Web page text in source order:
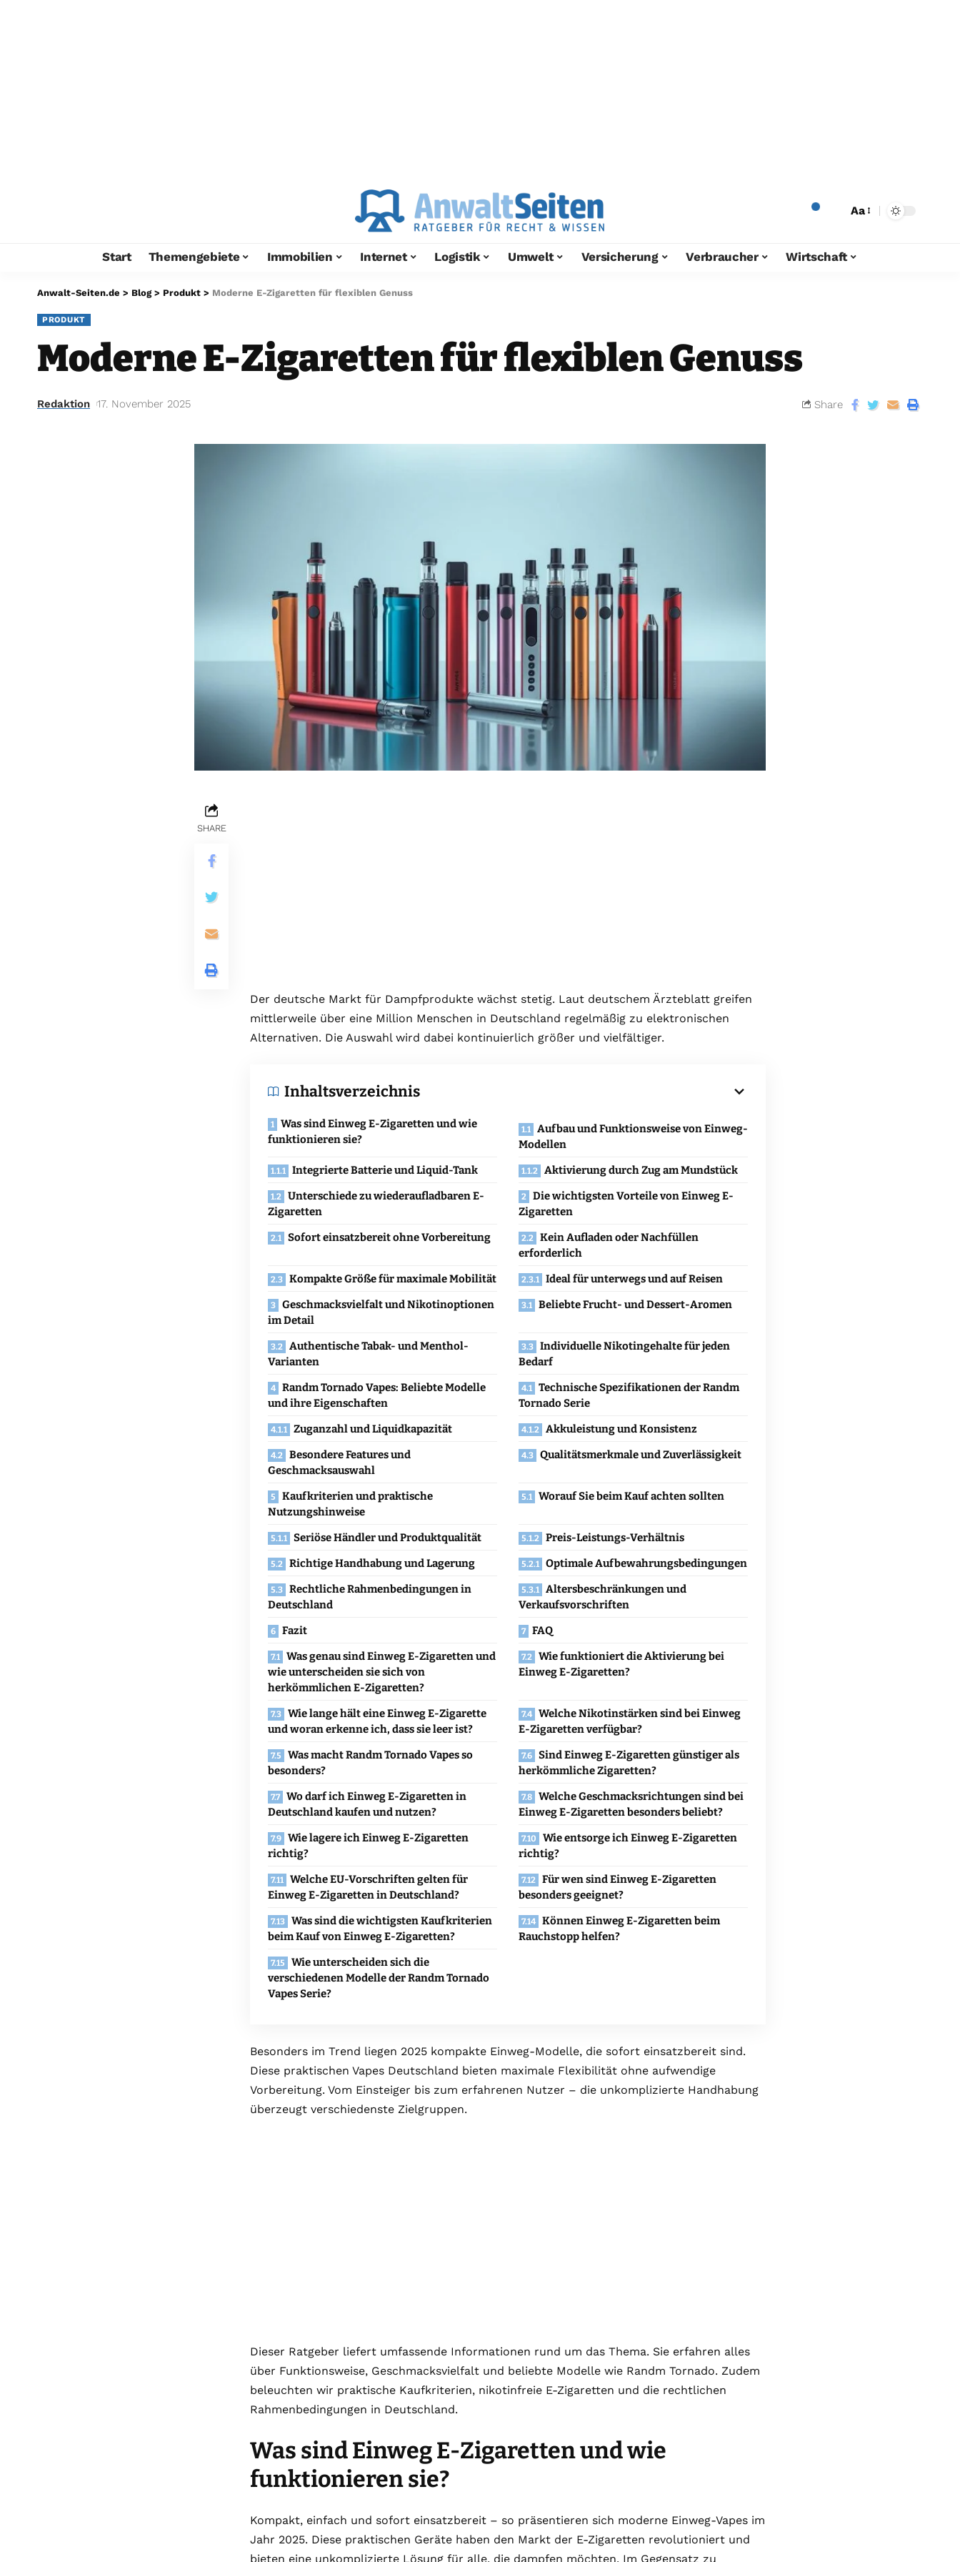
Aa
Start Themengebiete Immobilien Internet Logistik Umwelt Versicherung Verbraucher Wirtschaft
Anwalt-Seiten.de > Blog> Produkt > Moderne E-Zigaretten für flexiblen Genuss
PRODUKT
Moderne E-Zigaretten für flexiblen Genuss
Redaktion 17. November 2025 Share
SHARE
Der deutsche Markt für Dampfprodukte wächst stetig. Laut deutschem Ärzteblatt greifen
mittlerweile über eine Million Menschen in Deutschland regelmäßig zu elektronischen
Alternativen. Die Auswahl wird dabei kontinuierlich größer und vielfältiger.
Inhaltsverzeichnis
Was sind Einweg E-Zigaretten und wie
funktionieren sie?
Aufbau und Funktionsweise von Einweg-
Modellen
Integrierte Batterie und Liquid-Tank
Aktivierung durch Zug am Mundstück
Unterschiede zu wiederaufladbaren E-
Zigaretten
Die wichtigsten Vorteile von Einweg E-
Zigaretten
Sofort einsatzbereit ohne Vorbereitung
Kein Aufladen oder Nachfüllen
erforderlich
Kompakte Größe für maximale Mobilität
Ideal für unterwegs und auf Reisen
Geschmacksvielfalt und Nikotinoptionen
im Detail
Beliebte Frucht- und Dessert-Aromen
Authentische Tabak- und Menthol-
Varianten
Individuelle Nikotingehalte für jeden
Bedarf
Randm Tornado Vapes: Beliebte Modelle
und ihre Eigenschaften
Technische Spezifikationen der Randm
Tornado Serie
Zuganzahl und Liquidkapazität
Akkuleistung und Konsistenz
Besondere Features und
Geschmacksauswahl
Qualitätsmerkmale und Zuverlässigkeit
Kaufkriterien und praktische
Nutzungshinweise
Worauf Sie beim Kauf achten sollten
Seriöse Händler und Produktqualität
Preis-Leistungs-Verhältnis
Richtige Handhabung und Lagerung
Optimale Aufbewahrungsbedingungen
Rechtliche Rahmenbedingungen in
Deutschland
Altersbeschränkungen und
Verkaufsvorschriften
Fazit
FAQ
Was genau sind Einweg E-Zigaretten und
wie unterscheiden sie sich von
herkömmlichen E-Zigaretten?
Wie funktioniert die Aktivierung bei
Einweg E-Zigaretten?
Wie lange hält eine Einweg E-Zigarette
und woran erkenne ich, dass sie leer ist?
Welche Nikotinstärken sind bei Einweg
E-Zigaretten verfügbar?
Was macht Randm Tornado Vapes so
besonders?
Sind Einweg E-Zigaretten günstiger als
herkömmliche Zigaretten?
Wo darf ich Einweg E-Zigaretten in
Deutschland kaufen und nutzen?
Welche Geschmacksrichtungen sind bei
Einweg E-Zigaretten besonders beliebt?
Wie lagere ich Einweg E-Zigaretten
richtig?
Wie entsorge ich Einweg E-Zigaretten
richtig?
Welche EU-Vorschriften gelten für
Einweg E-Zigaretten in Deutschland?
Für wen sind Einweg E-Zigaretten
besonders geeignet?
Was sind die wichtigsten Kaufkriterien
beim Kauf von Einweg E-Zigaretten?
Können Einweg E-Zigaretten beim
Rauchstopp helfen?
Wie unterscheiden sich die
verschiedenen Modelle der Randm Tornado
Vapes Serie?
Besonders im Trend liegen 2025 kompakte Einweg-Modelle, die sofort einsatzbereit sind.
Diese praktischen Vapes Deutschland bieten maximale Flexibilität ohne aufwendige
Vorbereitung. Vom Einsteiger bis zum erfahrenen Nutzer – die unkomplizierte Handhabung
überzeugt verschiedenste Zielgruppen.
Dieser Ratgeber liefert umfassende Informationen rund um das Thema. Sie erfahren alles
über Funktionsweise, Geschmacksvielfalt und beliebte Modelle wie Randm Tornado. Zudem
beleuchten wir praktische Kaufkriterien, nikotinfreie E-Zigaretten und die rechtlichen
Rahmenbedingungen in Deutschland.
Was sind Einweg E-Zigaretten und wie
funktionieren sie?
Kompakt, einfach und sofort einsatzbereit – so präsentieren sich moderne Einweg-Vapes im
Jahr 2025. Diese praktischen Geräte haben den Markt der E-Zigaretten revolutioniert und
bieten eine unkomplizierte Lösung für alle, die dampfen möchten. Im Gegensatz zu